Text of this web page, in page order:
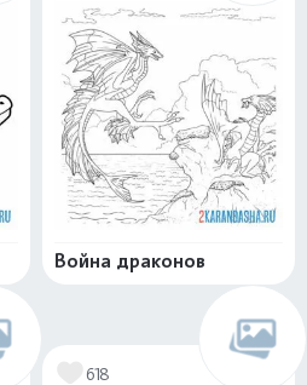
Война драконов
618